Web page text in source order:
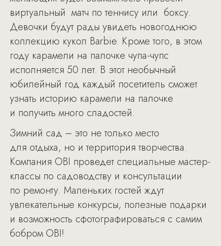
виртуальный матч по теннису или боксу.
Девочки будут рады увидеть новогоднюю
коллекцию кукол Barbie. Кроме того, в этом
году карамели на палочке чупа-чупс
исполняется 50 лет. В этот необычный
юбилейный год каждый посетитель сможет
узнать историю карамели на палочке
и получить много сладостей.
Зимний сад – это не только место
для отдыха, но и территория творчества.
Компания OBI проведет специальные мастер-
классы по садоводству и консультации
по ремонту. Маленьких гостей ждут
увлекательные конкурсы, полезные подарки
и возможность сфотографироваться с самим
бобром OBI!